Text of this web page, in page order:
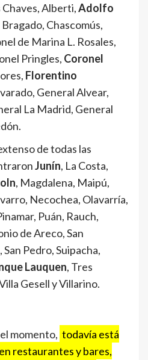
Alberti,Adolfo
Chascomús,
de Marina L. Rosales,
Pringles, Coronel
Florentino
General Alvear,
La Madrid, General
de todas las
Junín, La Costa,
, Magdalena, Maipú,
Necochea, Olavarría,
Puán, Rauch,
de Areco, San
Pedro, Suipacha,
Lauquen, Tres
Gesell y Villarino.
momento, todavía está
restaurantes y bares,